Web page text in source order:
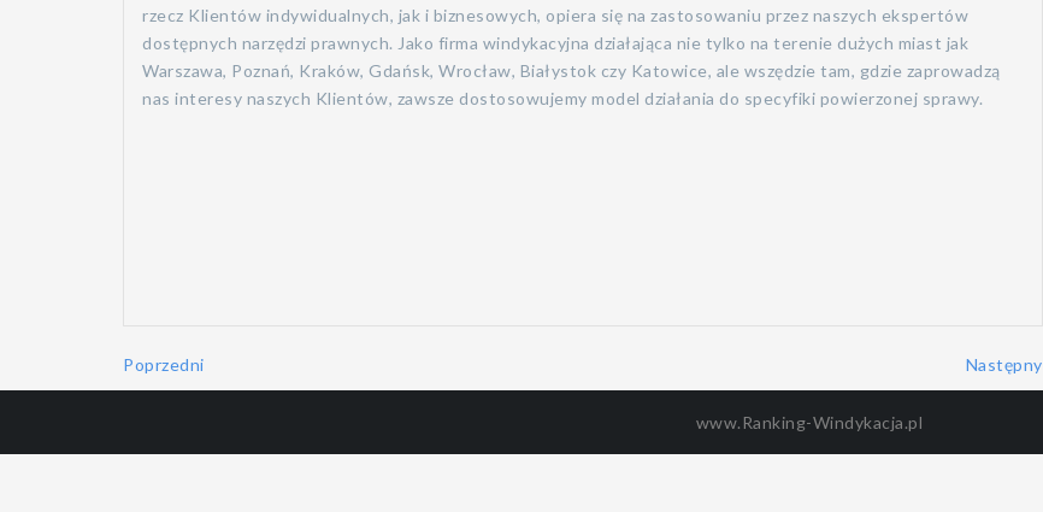
rzecz Klientów indywidualnych, jak i biznesowych, opiera się na zastosowaniu przez naszych ekspertów
dostępnych narzędzi prawnych. Jako firma windykacyjna działająca nie tylko na terenie dużych miast jak
Warszawa, Poznań, Kraków, Gdańsk, Wrocław, Białystok czy Katowice, ale wszędzie tam, gdzie zaprowadzą
nas interesy naszych Klientów, zawsze dostosowujemy model działania do specyfiki powierzonej sprawy.
Poprzedni Następny
www.Ranking-Windykacja.pl